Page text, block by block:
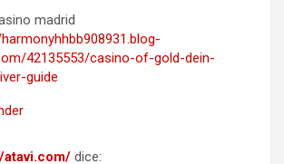
madrid
42135553/casino-of-gold-dein-
guide
atavi.com/ dice: